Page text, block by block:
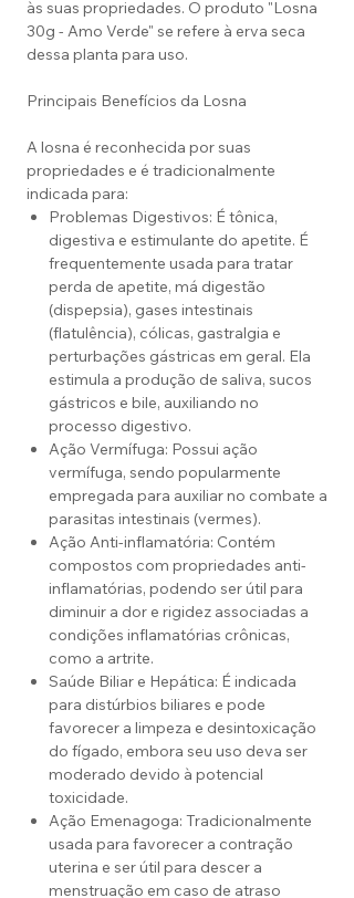
às suas propriedades. O produto "Losna
30g - Amo Verde" se refere à erva seca
dessa planta para uso.
Principais Benefícios da Losna
A losna é reconhecida por suas
propriedades e é tradicionalmente
indicada para:
Problemas Digestivos: É tônica,
digestiva e estimulante do apetite. É
frequentemente usada para tratar
perda de apetite, má digestão
(dispepsia), gases intestinais
(flatulência), cólicas, gastralgia e
perturbações gástricas em geral. Ela
estimula a produção de saliva, sucos
gástricos e bile, auxiliando no
processo digestivo.
Ação Vermífuga: Possui ação
vermífuga, sendo popularmente
empregada para auxiliar no combate a
parasitas intestinais (vermes).
Ação Anti-inflamatória: Contém
compostos com propriedades anti-
inflamatórias, podendo ser útil para
diminuir a dor e rigidez associadas a
condições inflamatórias crônicas,
como a artrite.
Saúde Biliar e Hepática: É indicada
para distúrbios biliares e pode
favorecer a limpeza e desintoxicação
do fígado, embora seu uso deva ser
moderado devido à potencial
toxicidade.
Ação Emenagoga: Tradicionalmente
usada para favorecer a contração
uterina e ser útil para descer a
menstruação em caso de atraso